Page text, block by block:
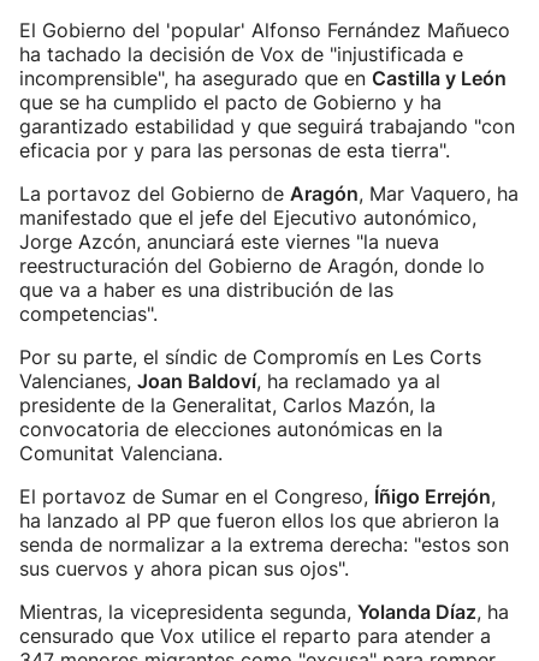
El Gobierno del 'popular' Alfonso Fernández Mañueco
ha tachado la decisión de Vox de "injustificada e
incomprensible", ha asegurado que en Castilla y León
que se ha cumplido el pacto de Gobierno y ha
garantizado estabilidad y que seguirá trabajando "con
eficacia por y para las personas de esta tierra".
La portavoz del Gobierno de Aragón, Mar Vaquero, ha
manifestado que el jefe del Ejecutivo autonómico,
Jorge Azcón, anunciará este viernes "la nueva
reestructuración del Gobierno de Aragón, donde lo
que va a haber es una distribución de las
competencias".
Por su parte, el síndic de Compromís en Les Corts
Valencianes, Joan Baldoví, ha reclamado ya al
presidente de la Generalitat, Carlos Mazón, la
convocatoria de elecciones autonómicas en la
Comunitat Valenciana.
El portavoz de Sumar en el Congreso, Íñigo Errejón,
ha lanzado al PP que fueron ellos los que abrieron la
senda de normalizar a la extrema derecha: "estos son
sus cuervos y ahora pican sus ojos".
Mientras, la vicepresidenta segunda, Yolanda Díaz, ha
censurado que Vox utilice el reparto para atender a